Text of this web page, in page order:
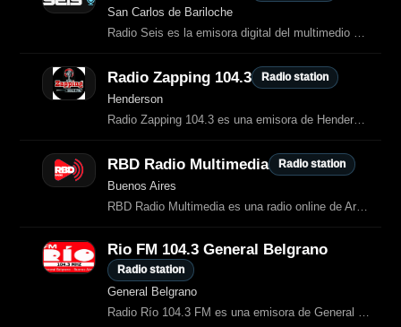
San Carlos de Bariloche
Radio Seis es la emisora digital del multimedio Canal 6 / Bariloche2000
Radio Zapping 104.3 Radio station
Henderson
Radio Zapping 104.3 es una emisora de Henderson, Buenos Aires (Argentina) que transmite en la frecuencia 104.3 FM.
RBD Radio Multimedia Radio station
Buenos Aires
RBD Radio Multimedia es una radio online de Argentina que transmite música variada, programas en vivo, contenidos multimedia y producciones propias.
Rio FM 104.3 General Belgrano
Radio station
General Belgrano
Radio Río 104.3 FM es una emisora de General Belgrano que ofrece una programación variada con noticias locales, música latina, pop latino, rock y éxitos del Top 40.